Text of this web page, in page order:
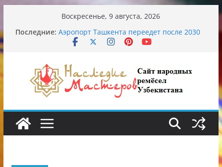
содержимому
Воскресенье, 9 августа, 2026
Последние: Аэропорт Ташкента переедет после 2030
года
Обрушение на одном из ключевых
перекрёстков Ташкента: перекрыт
путепровод на Буюк Ипак Йули
Узбекские традиционные узоры:
символика и происхождение